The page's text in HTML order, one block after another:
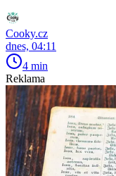
Cooky.cz
dnes, 04:11
4 min
Reklama